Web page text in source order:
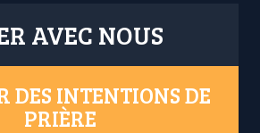
AVEC NOUS
DES INTENTIONS DE
PRIÈRE